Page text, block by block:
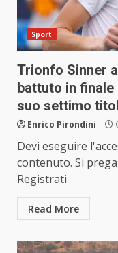
Sport
Trionfo Sinner
battuto in finale
suo settimo
Enrico Pirondini
Devi eseguire
contenuto. Si
Registrati
Read More